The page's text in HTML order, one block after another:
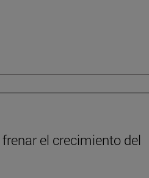
el crecimiento del